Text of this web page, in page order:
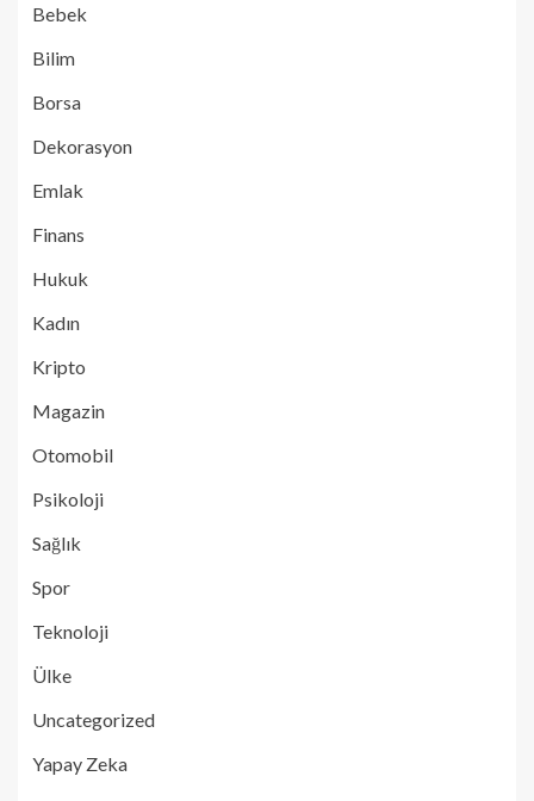
Bebek
Bilim
Borsa
Dekorasyon
Emlak
Finans
Hukuk
Kadın
Kripto
Magazin
Otomobil
Psikoloji
Sağlık
Spor
Teknoloji
Ülke
Uncategorized
Yapay Zeka